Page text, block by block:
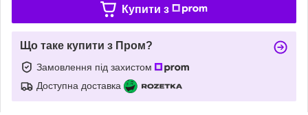
Купити з
Що таке купити з Пром?
Замовлення під захистом
Доступна доставка